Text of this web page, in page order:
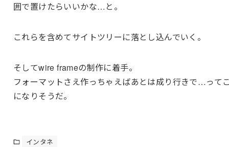
囲で置けたらいいかな…と。
これらを含めてサイトツリーに落とし込んでいく。
そしてwire frameの制作に着手。
フォーマットさえ作っちゃえばあとは成り行きで…って
になりそうだ。
インタネ